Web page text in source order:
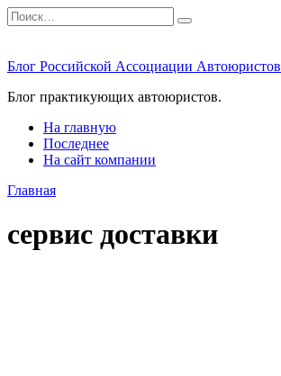
Перейти
к
Search
for:
Блог Российской Ассоциации Автоюристов
Блог практикующих автоюристов.
На главную
Последнее
На сайт компании
Главная
сервис доставки